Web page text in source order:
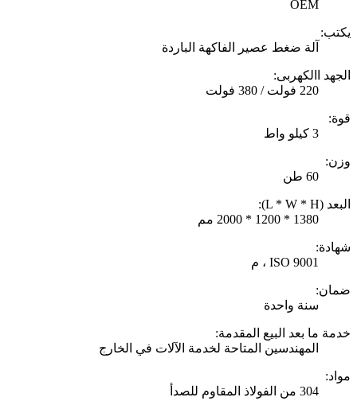
OEM
يكتب:
آلة ضغط عصير الفاكهة الباردة
الجهد االكهربى:
220 فولت / 380 فولت
قوة:
3 كيلو واط
وزن:
60 طن
البعد (L * W * H):
1380 * 1200 * 2000 مم
شهادة:
ISO 9001 ، م
ضمان:
سنة واحدة
خدمة ما بعد البيع المقدمة:
المهندسين المتاحة لخدمة الآلات في الخارج
مواد:
304 من الفولاذ المقاوم للصدأ